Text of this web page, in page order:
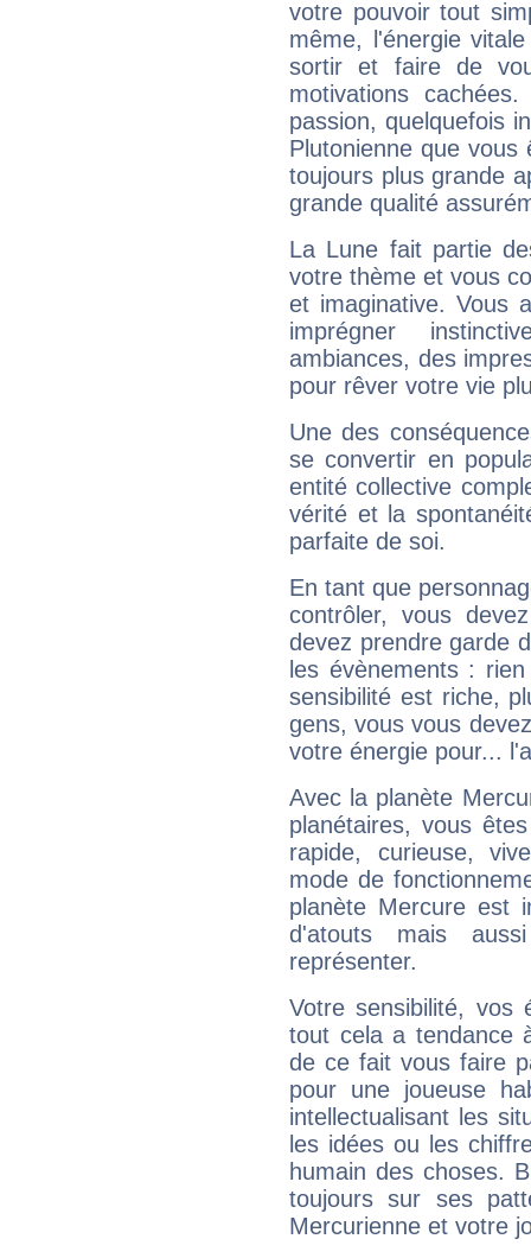
votre pouvoir tout
même, l'énergie
sortir et faire de
motivations
passion, quelquefois
Plutonienne que
toujours plus grande
grande qualité
La Lune fait partie
votre thème et vous
et imaginative. Vous
imprégner
ambiances, des
pour rêver votre vie
Une des
se convertir en
entité collective
vérité et la
parfaite de soi.
En tant que
contrôler, vous
devez prendre garde
les évènements :
sensibilité est riche,
gens, vous vous
votre énergie pour...
Avec la planète
planétaires, vous
rapide, curieuse,
mode de
planète Mercure est
d'atouts mais
représenter.
Votre sensibilité,
tout cela a tendance
de ce fait vous faire
pour une joueuse
intellectualisant les
les idées ou les
humain des choses.
toujours sur ses
Mercurienne et votre